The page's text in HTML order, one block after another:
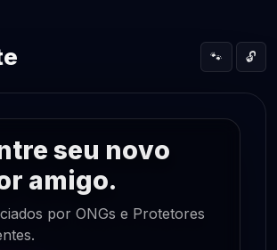
🐾 🔓
seu novo
amigo.
por ONGs e Protetores